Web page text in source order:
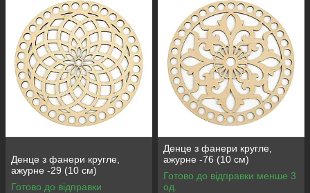
Денце з фанери кругле,
ажурне -29 (10 см)
Готово до відправки
Денце з фанери кругле,
ажурне -76 (10 см)
Готово до відправки менше 3
од.